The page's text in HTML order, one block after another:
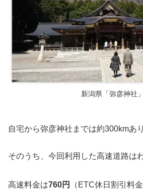
新潟県「弥彦神社」
自宅から弥彦神社までは約300kmあ
そのうち、今回利用した高速道路は
高速料金は760円 （ETC休日割引料金